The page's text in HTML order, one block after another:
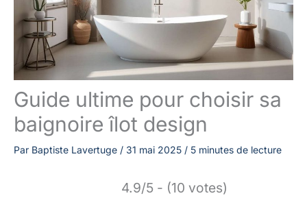
Guide ultime pour choisir sa
baignoire îlot design
Par Baptiste Lavertuge / 31 mai 2025 / 5 minutes de lecture
4.9/5 - (10 votes)